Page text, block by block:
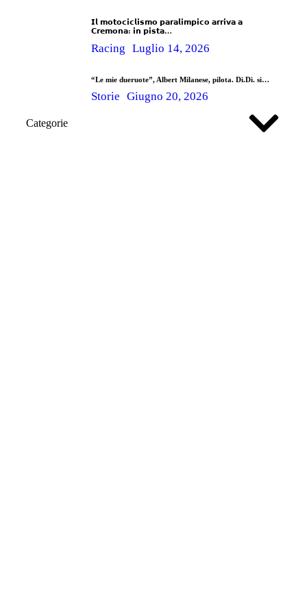
𝗜𝗹 𝗺𝗼𝘁𝗼𝗰𝗶𝗰𝗹𝗶𝘀𝗺𝗼 𝗽𝗮𝗿𝗮𝗹𝗶𝗺𝗽𝗶𝗰𝗼 𝗮𝗿𝗿𝗶𝘃𝗮 𝗮
𝗖𝗿𝗲𝗺𝗼𝗻𝗮: 𝗶𝗻 𝗽𝗶𝘀𝘁𝗮…
Racing Luglio 14, 2026
“Le mie dueruote”, Albert Milanese, pilota. Di.Di. si…
Storie Giugno 20, 2026
Categorie